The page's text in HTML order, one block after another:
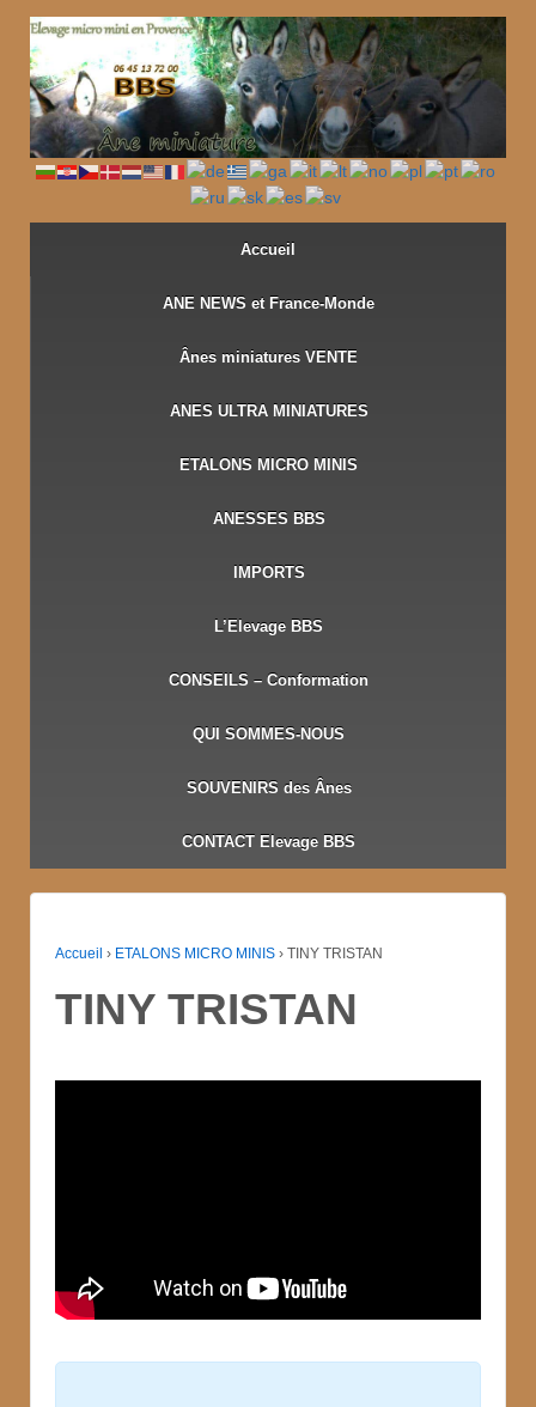
↓
PASSER
AU
CONTENU
PRINCIPAL
Accueil
ANE NEWS et France-Monde
Ânes miniatures VENTE
ANES ULTRA MINIATURES
ETALONS MICRO MINIS
ANESSES BBS
IMPORTS
L’Elevage BBS
CONSEILS – Conformation
QUI SOMMES-NOUS
SOUVENIRS des Ânes
CONTACT Elevage BBS
Accueil › ETALONS MICRO MINIS › TINY TRISTAN
TINY TRISTAN